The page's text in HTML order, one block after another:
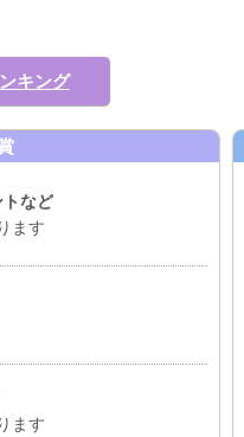
キング
トなど
ます
ます